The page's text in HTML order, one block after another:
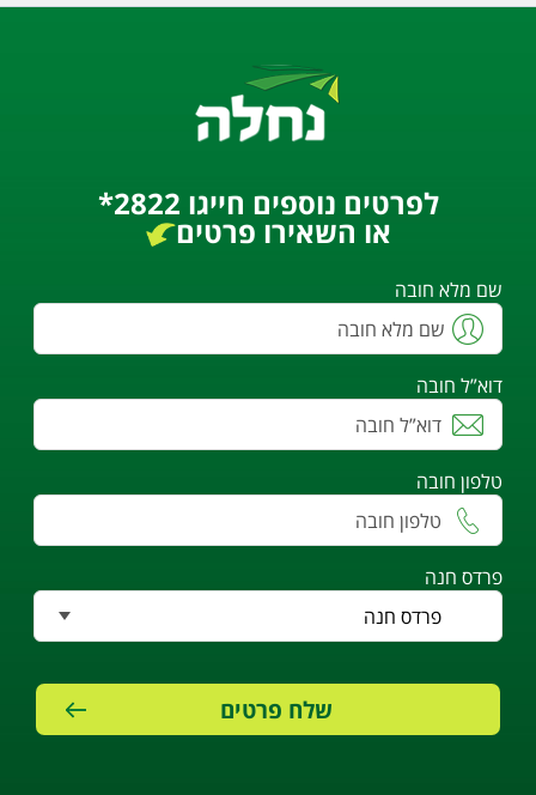
לפרטים נוספים חייגו 2822*
או השאירו פרטים
שם מלא חובה
דוא”ל חובה
טלפון חובה
פרדס חנה